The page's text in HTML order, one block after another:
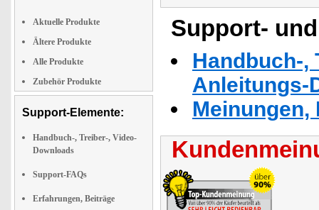
Aktuelle Produkte
Ältere Produkte
Alle Produkte
Zubehör Produkte
Support-Elemente:
Handbuch-, Treiber-, Video-
Downloads
Support-FAQs
Erfahrungen, Beiträge
Support-
Handbuch-,
Anleitungs-